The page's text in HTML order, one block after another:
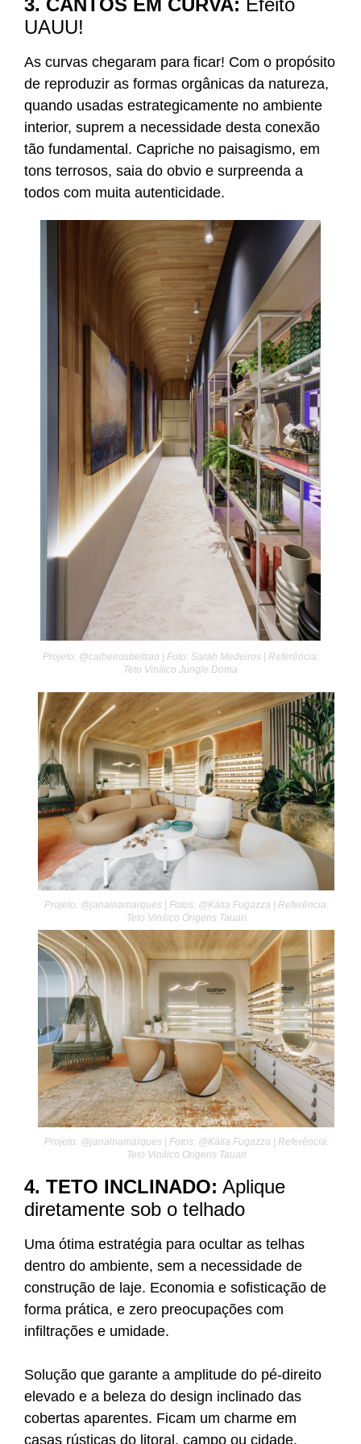
3. CANTOS EM CURVA: Efeito
UAUU!
As curvas chegaram para ficar! Com o propósito
de reproduzir as formas orgânicas da natureza,
quando usadas estrategicamente no ambiente
interior, suprem a necessidade desta conexão
tão fundamental. Capriche no paisagismo, em
tons terrosos, saia do obvio e surpreenda a
todos com muita autenticidade.
Projeto: @calheirosbeltrao | Foto: Sarah Medeiros | Referência:
Teto Vinílico Jungle Doma
Projeto: @janainamarques | Fotos: @Kátia Fugazza | Referência:
Teto Vinílico Origens Tauari
Projeto: @janainamarques | Fotos: @Kátia Fugazza | Referência:
Teto Vinílico Origens Tauari
4. TETO INCLINADO: Aplique
diretamente sob o telhado
Uma ótima estratégia para ocultar as telhas
dentro do ambiente, sem a necessidade de
construção de laje. Economia e sofisticação de
forma prática, e zero preocupações com
infiltrações e umidade.
Solução que garante a amplitude do pé-direito
elevado e a beleza do design inclinado das
cobertas aparentes. Ficam um charme em
casas rústicas do litoral, campo ou cidade.